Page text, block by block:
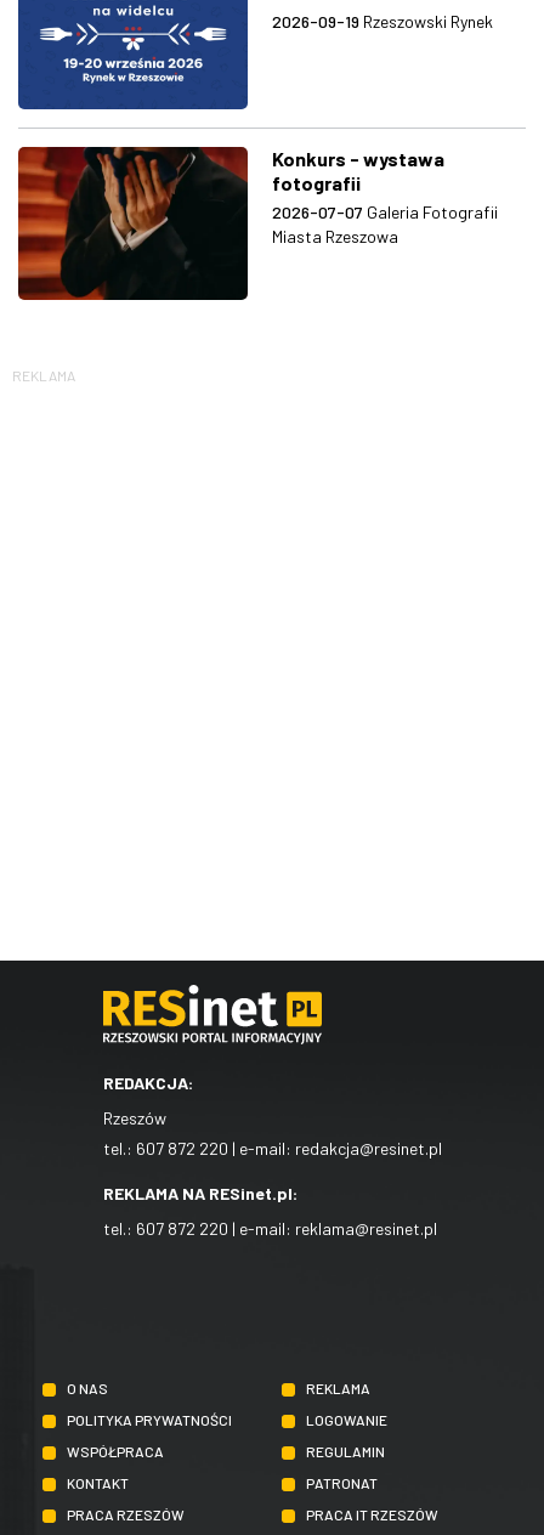
2026-09-19 Rzeszowski Rynek
Konkurs - wystawa
fotografii
2026-07-07 Galeria Fotografii
Miasta Rzeszowa
REKLAMA
REDAKCJA:
Rzeszów
tel.: 607 872 220 | e-mail: redakcja@resinet.pl
REKLAMA NA RESinet.pl:
tel.: 607 872 220 | e-mail: reklama@resinet.pl
O NAS
REKLAMA
POLITYKA PRYWATNOŚCI
LOGOWANIE
WSPÓŁPRACA
REGULAMIN
KONTAKT
PATRONAT
PRACA RZESZÓW
PRACA IT RZESZÓW